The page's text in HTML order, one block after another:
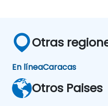
Otras
En líneaCaracas
Otros Paises